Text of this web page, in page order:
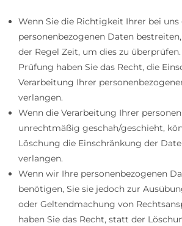
Wenn Sie die Richtigkeit Ihrer bei
personenbezogenen Daten
der Regel Zeit, um dies zu
Prüfung haben Sie das Recht, die
Verarbeitung Ihrer
verlangen.
Wenn die Verarbeitung Ihrer
unrechtmäßig geschah/geschieht,
Löschung die Einschränkung der
verlangen.
Wenn wir Ihre personenbezogenen
benötigen, Sie sie jedoch zur
oder Geltendmachung von
haben Sie das Recht, statt der